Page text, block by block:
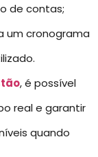
de contas;
um cronograma
, é possível
real e garantir
quando